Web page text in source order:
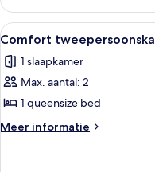
1
slaapkamer
Alle
foto's
voor
Comfort
tweepersoonskamer,
1
5
Comfort
1 slaapkamer
Max. aantal: 2
1 queensize bed
Meer informatie
Meer